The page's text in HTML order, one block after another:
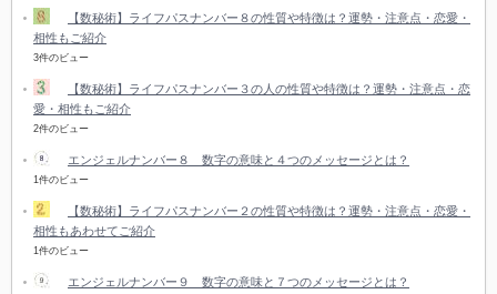
【数秘術】ライフパスナンバー８の性質や特徴は？運勢・注意点・恋愛・
相性もご紹介
3件のビュー
【数秘術】ライフパスナンバー３の人の性質や特徴は？運勢・注意点・恋
愛・相性もご紹介
2件のビュー
エンジェルナンバー８ 数字の意味と４つのメッセージとは？
1件のビュー
【数秘術】ライフパスナンバー２の性質や特徴は？運勢・注意点・恋愛・
相性もあわせてご紹介
1件のビュー
エンジェルナンバー９ 数字の意味と７つのメッセージとは？